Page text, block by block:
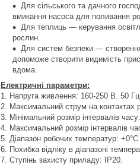
Для сільського та дачного
вмикання насоса для поливання
Для теплиць — керування
рослин.
Для систем безпеки —
допоможе створити видимість
вдома.
Електричні параметри:
1. Напруга живлення: 160-250 В. 50
2. Максимальний струм на
3. Мінімальний розмір інтервалів
4. Максимальний розмір інтервалів
5. Діапазон робочих температур:
6. Похибка відліку в діапазоні
7. Ступінь захисту приладу: IP20.